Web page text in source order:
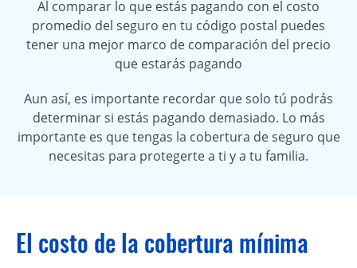
Al comparar lo que estás pagando con el costo
promedio del seguro en tu código postal puedes
tener una mejor marco de comparación del precio
que estarás pagando
Aun así, es importante recordar que solo tú podrás
determinar si estás pagando demasiado. Lo más
importante es que tengas la cobertura de seguro que
necesitas para protegerte a ti y a tu familia.
El costo de la cobertura mínima